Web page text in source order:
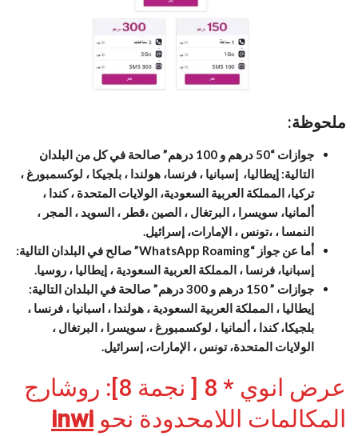
ملحوظة:
جوازات “50 درهم و 100 درهم” صالحة في كل من البلدان
التالية: إيطاليا، إسبانيا ، فرنسا، هولندا ، بلجيكا ، لوكسمبورغ ،
تركيا، المملكة العربية السعودية، الولايات المتحدة ، كندا ،
ألمانيا، سويسرا ، البرتغال ، الصين ،قطر ، السويد ، المجر ،
النمسا ، ،تونس ، الإمارات، إسرائيل.
أما عن جواز “WhatsApp Roaming” صالح في البلدان التالية:
إسبانيا، فرنسا ، المملكة العربية السعودية ، إيطاليا ، روسيا.
جوازات ” 150 درهم و 300 درهم” صالحة في البلدان التالية:
إيطاليا ، المملكة العربية السعودية ، هولندا ، اسبانيا ، فرنسا ،
بلجيكا، كندا ، ألمانيا ، لوكسمبورغ ، سويسرا ، البرتغال ،
الولايات المتحدة، تونس ، الإمارات، إسرائيل.
عرض انوي * 8 [ نجمة 8]: روشارج
المكالمات اللامحدودة نحو inwi